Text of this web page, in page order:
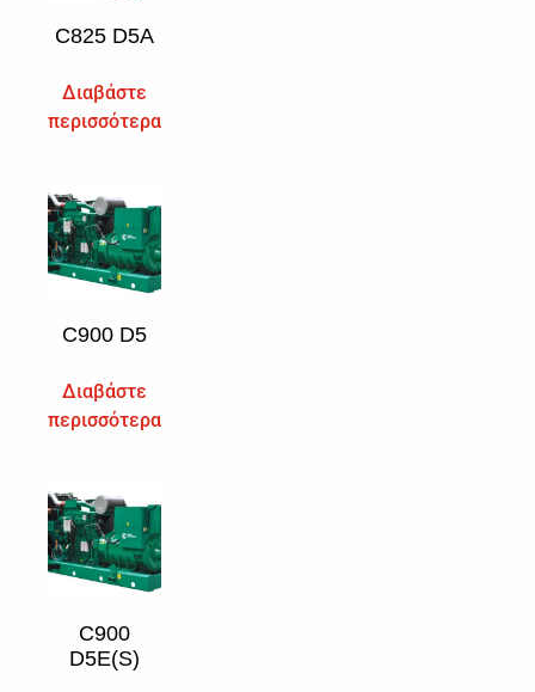
C825 D5A
Διαβάστε
περισσότερα
C900 D5
Διαβάστε
περισσότερα
C900
D5E(S)